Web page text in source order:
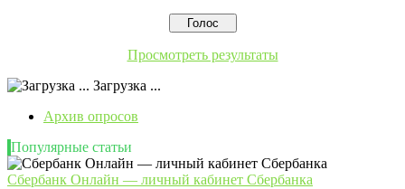
Просмотреть результаты
Загрузка ...
Архив опросов
Популярные статьи
Сбербанк Онлайн — личный кабинет Сбербанка